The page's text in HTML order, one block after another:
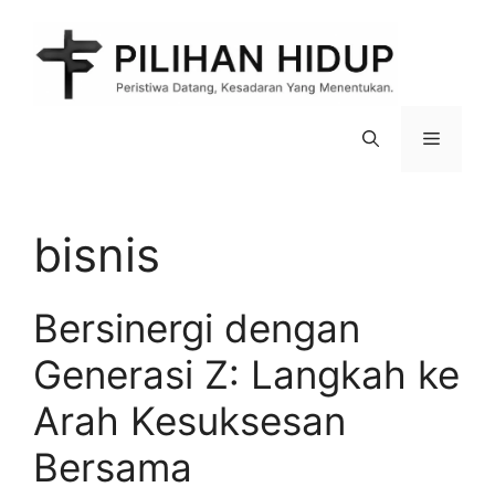
content
Menu
bisnis
Bersinergi dengan
Generasi Z: Langkah ke
Arah Kesuksesan
Bersama